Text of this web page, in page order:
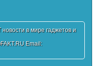
в мире гаджетов и
Email: